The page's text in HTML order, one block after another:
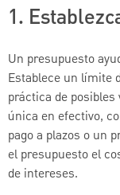
1.
Un presupuesto
Establece un límite
práctica de
única en efectivo,
pago a plazos o un
el presupuesto el
de intereses.